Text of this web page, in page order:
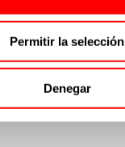
Permitir la selección
Denegar
KARTING
CÁMARAS